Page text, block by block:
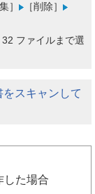
］
［削除］
ファイルまで選
スキャンして
した場合